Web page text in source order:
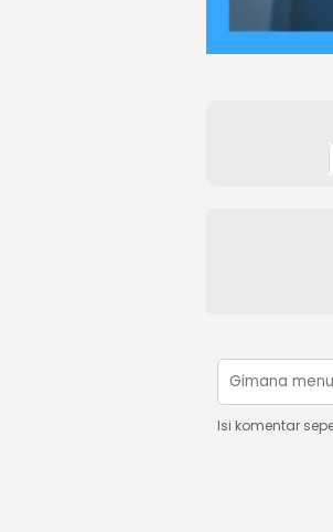
Isi komentar